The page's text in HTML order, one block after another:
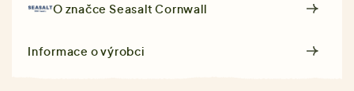
O značceSeasalt Cornwall
Informace o výrobci